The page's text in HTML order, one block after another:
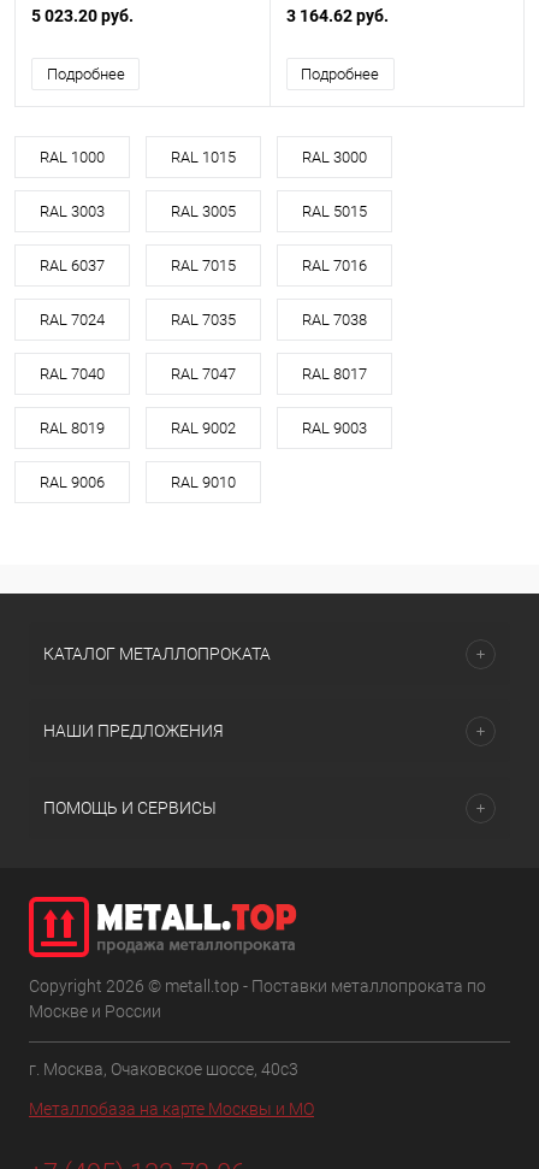
5 023.20 руб.
Подробнее
3 164.62 руб.
Подробнее
RAL 1000 RAL 1015 RAL 3000
RAL 3003 RAL 3005 RAL 5015
RAL 6037 RAL 7015 RAL 7016
RAL 7024 RAL 7035 RAL 7038
RAL 7040 RAL 7047 RAL 8017
RAL 8019 RAL 9002 RAL 9003
RAL 9006 RAL 9010
КАТАЛОГ МЕТАЛЛОПРОКАТА
НАШИ ПРЕДЛОЖЕНИЯ
ПОМОЩЬ И СЕРВИСЫ
Copyright 2026 © metall.top - Поставки металлопроката по
Москве и России
г. Москва, Очаковское шоссе, 40с3
Металлобаза на карте Москвы и МО